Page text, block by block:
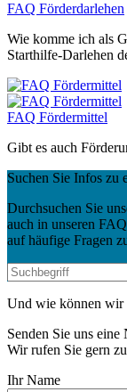
FAQ Förderdarlehen
Wie komme ich als
Starthilfe-Darlehen
FAQ Fördermittel
Gibt es auch
Suchen Sie Infos zu
Durchsuchen Sie
auch in unseren
auf häufige Fragen
Und wie können wir
Senden Sie uns eine
Wir rufen Sie gern
Ihr Name